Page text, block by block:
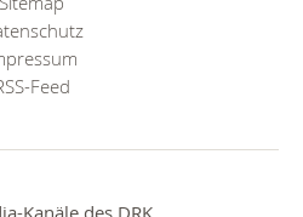
Feed
Kanäle des DRK